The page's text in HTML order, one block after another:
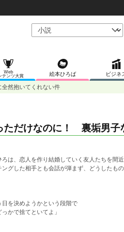
Web
テンツ大賞
絵本ひろば ビジネ
然抱いてくれない件
ただけなのに！ 裏垢男
は、恋人を作り結婚していく友人たちを間近
グした相手とも会話が弾まず、どうしたも
を決めようかという段階で
かで捨てといてよ」